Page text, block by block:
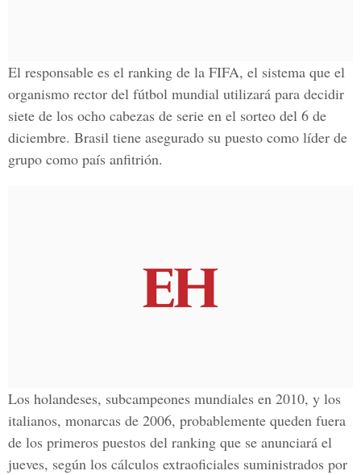
El responsable es el ranking de la FIFA, el sistema que el
organismo rector del fútbol mundial utilizará para decidir
siete de los ocho cabezas de serie en el sorteo del 6 de
diciembre. Brasil tiene asegurado su puesto como líder de
grupo como país anfitrión.
Los holandeses, subcampeones mundiales en 2010, y los
italianos, monarcas de 2006, probablemente queden fuera
de los primeros puestos del ranking que se anunciará el
jueves, según los cálculos extraoficiales suministrados por